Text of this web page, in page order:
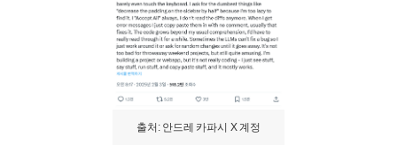
출처: 안드레 카파시 X 계정